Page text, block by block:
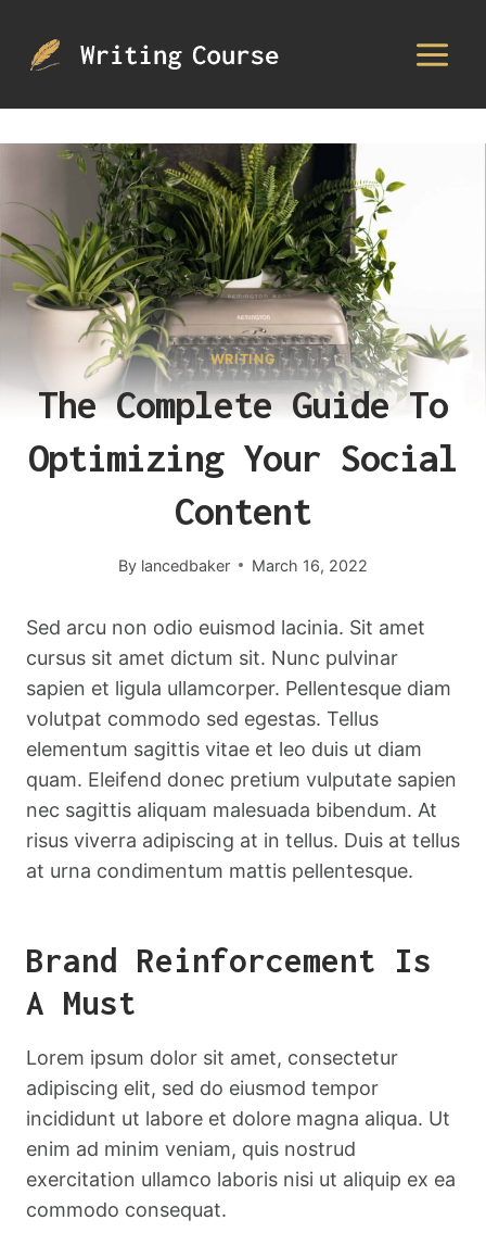
content
WRITING
The Complete Guide To
Optimizing Your Social
Content
By lancedbaker March 16, 2022
Sed arcu non odio euismod lacinia. Sit amet
cursus sit amet dictum sit. Nunc pulvinar
sapien et ligula ullamcorper. Pellentesque diam
volutpat commodo sed egestas. Tellus
elementum sagittis vitae et leo duis ut diam
quam. Eleifend donec pretium vulputate sapien
nec sagittis aliquam malesuada bibendum. At
risus viverra adipiscing at in tellus. Duis at tellus
at urna condimentum mattis pellentesque.
Brand Reinforcement Is
A Must
Lorem ipsum dolor sit amet, consectetur
adipiscing elit, sed do eiusmod tempor
incididunt ut labore et dolore magna aliqua. Ut
enim ad minim veniam, quis nostrud
exercitation ullamco laboris nisi ut aliquip ex ea
commodo consequat.